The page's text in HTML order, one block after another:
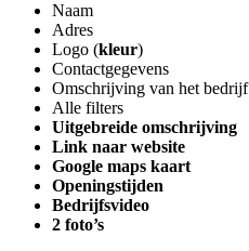
Naam
Adres
Logo (kleur)
Contactgegevens
Omschrijving van het bedrijf
Alle filters
Uitgebreide omschrijving
Link naar website
Google maps kaart
Openingstijden
Bedrijfsvideo
2 foto’s